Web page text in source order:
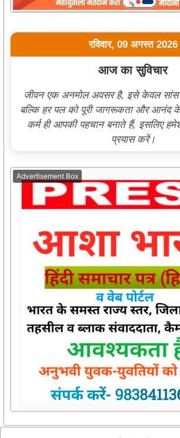
रविवार, 09 अगस्त 2026
आज का सुविचार
जीवन एक अनमोल अवसर है, इसे केवल सांस
बल्कि हर पल को पूरी जागरूकता और आनंद
कर्म ही आपकी पहचान बनाते हैं, इसलिए
प्रयास करें।
Advertisement Box